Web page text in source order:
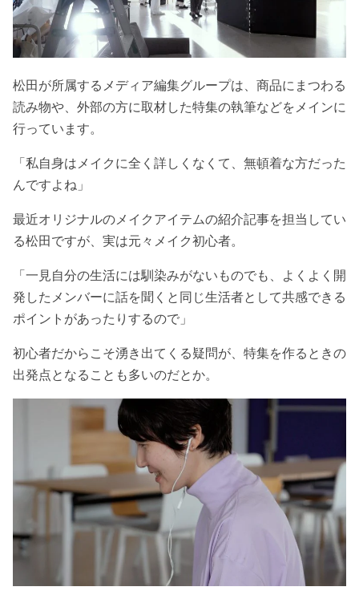
松田が所属するメディア編集グループは、商品にまつわる
読み物や、外部の方に取材した特集の執筆などをメインに
行っています。
「私自身はメイクに全く詳しくなくて、無頓着な方だった
んですよね」
最近オリジナルのメイクアイテムの紹介記事を担当してい
る松田ですが、実は元々メイク初心者。
「一見自分の生活には馴染みがないものでも、よくよく開
発したメンバーに話を聞くと同じ生活者として共感できる
ポイントがあったりするので」
初心者だからこそ湧き出てくる疑問が、特集を作るときの
出発点となることも多いのだとか。